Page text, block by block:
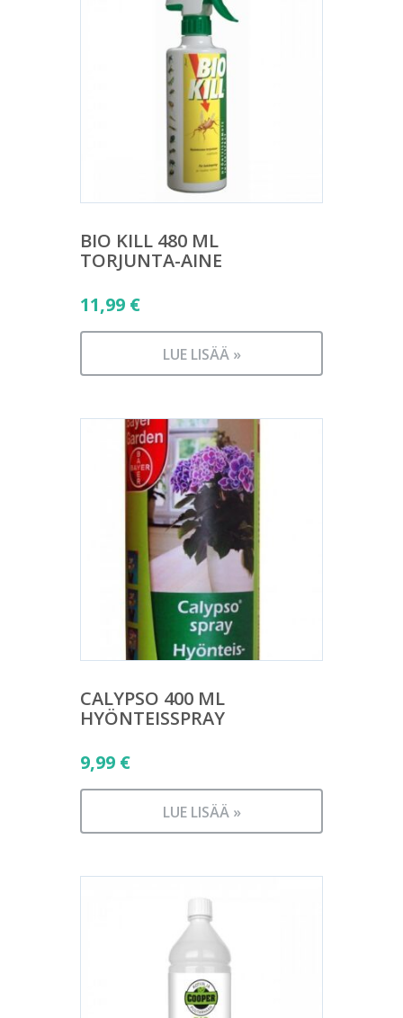
BIO KILL 480 ML
TORJUNTA-AINE
11,99 €
LUE LISÄÄ »
CALYPSO 400 ML
HYÖNTEISSPRAY
9,99 €
LUE LISÄÄ »